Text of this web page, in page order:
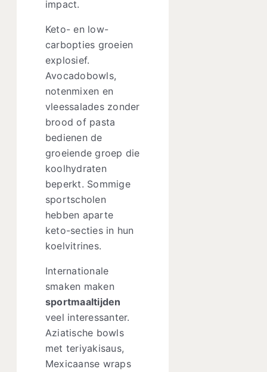
impact.
Keto- en low-
carbopties groeien
explosief.
Avocadobowls,
notenmixen en
vleessalades zonder
brood of pasta
bedienen de
groeiende groep die
koolhydraten
beperkt. Sommige
sportscholen
hebben aparte
keto-secties in hun
koelvitrines.
Internationale
smaken maken
sportmaaltijden
veel interessanter.
Aziatische bowls
met teriyakisaus,
Mexicaanse wraps